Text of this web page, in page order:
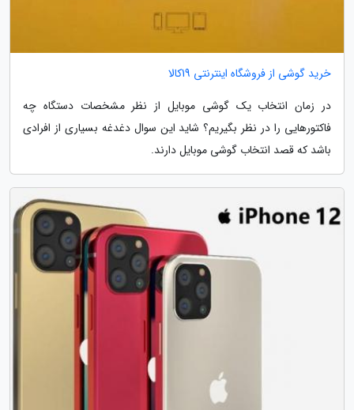
خرید گوشی از فروشگاه اینترنتی 19کالا
در زمان انتخاب یک گوشی موبایل از نظر مشخصات دستگاه چه
فاکتورهایی را در نظر بگیریم؟ شاید این سوال دغدغه بسیاری از افرادی
باشد که قصد انتخاب گوشی موبایل دارند.